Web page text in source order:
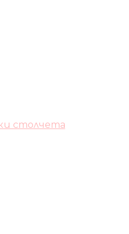
столчета